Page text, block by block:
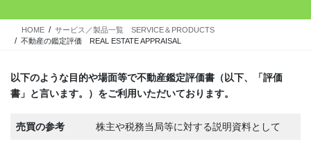
キ
に
HOME
サービス／製品一覧 SERVICE＆PRODUCTS
不動産の鑑定評価 REAL ESTATE APPRAISAL
以下のような目的や場面等で不動産鑑定評価書（以下、「評価
書」と言います。）をご利用いただいております。
売買の参考 株主や税務当局等に対する説明資料として